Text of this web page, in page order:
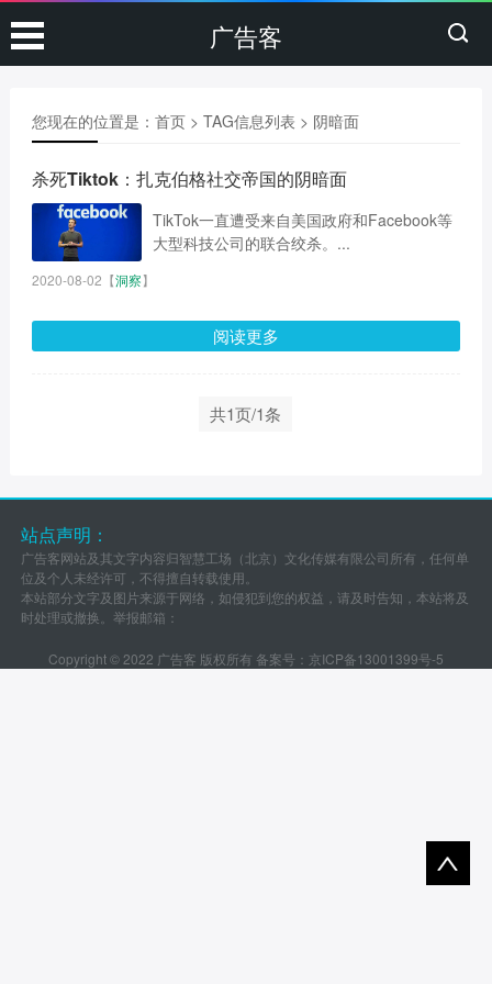
广告客
您现在的位置是： 首页> TAG信息列表 > 阴暗面
杀死Tiktok：扎克伯格社交帝国的阴暗面
TikTok一直遭受来自美国政府和Facebook等
大型科技公司的联合绞杀。...
2020-08-02 【洞察】
阅读更多
共1页/1条
站点声明：
广告客网站及其文字内容归智慧工场（北京）文化传媒有限公司所有，任何单
位及个人未经许可，不得擅自转载使用。
本站部分文字及图片来源于网络，如侵犯到您的权益，请及时告知，本站将及
时处理或撤换。举报邮箱：
Copyright © 2022 广告客 版权所有 备案号： 京ICP备13001399号-5